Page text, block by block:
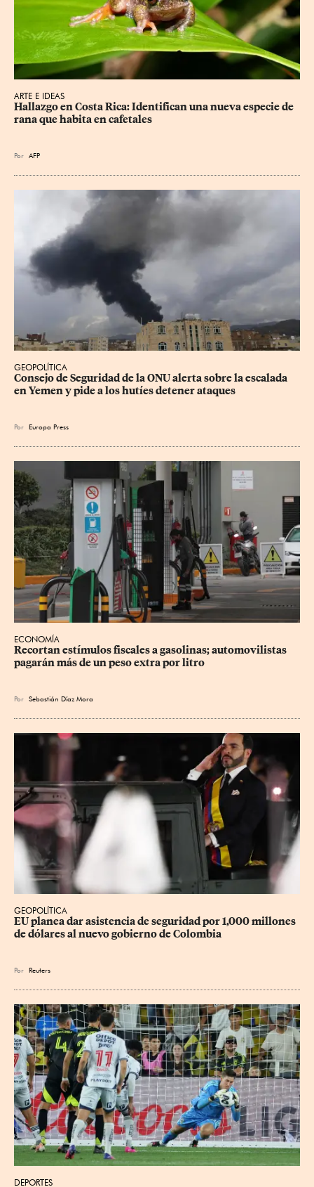
ARTE E IDEAS
Hallazgo en Costa Rica: Identifican una nueva especie de
rana que habita en cafetales
Por AFP
GEOPOLÍTICA
Consejo de Seguridad de la ONU alerta sobre la escalada
en Yemen y pide a los hutíes detener ataques
Por Europa Press
ECONOMÍA
Recortan estímulos fiscales a gasolinas; automovilistas
pagarán más de un peso extra por litro
Por Sebastián Díaz Mora
GEOPOLÍTICA
EU planea dar asistencia de seguridad por 1,000 millones
de dólares al nuevo gobierno de Colombia
Por Reuters
DEPORTES